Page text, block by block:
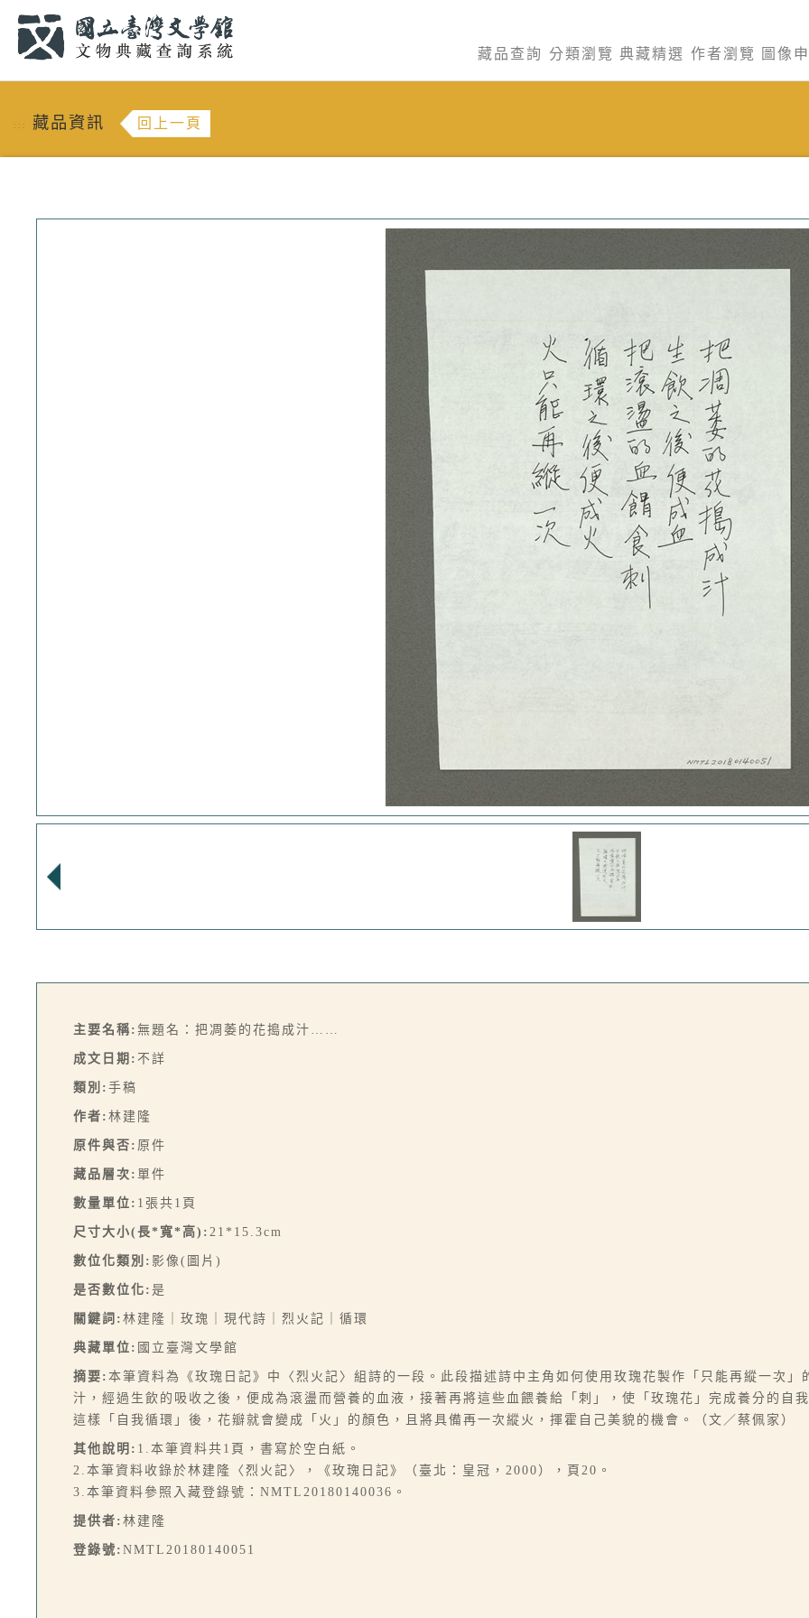
藏品查詢 分類瀏覽 典藏精選 作者瀏覽 圖像
::: 藏品資訊 回上一頁
主要名稱: 無題名：把凋萎的花搗成汁……
成文日期: 不詳
類別: 手稿
作者: 林建隆
原件與否: 原件
藏品層次: 單件
數量單位: 1張共1頁
尺寸大小(長*寬*高): 21*15.3cm
數位化類別: 影像(圖片)
是否數位化: 是
關鍵詞: 林建隆｜玫瑰｜現代詩｜烈火記｜循環
典藏單位: 國立臺灣文學館
摘要: 本筆資料為《玫瑰日記》中〈烈火記〉組詩的一段。此段描述詩中主角如何使用玫瑰花製作「只能再縱一次」
汁，經過生飲的吸收之後，便成為滾盪而營養的血液，接著再將這些血餵養給「刺」，使「玫瑰花」完成養分的自
這樣「自我循環」後，花瓣就會變成「火」的顏色，且將具備再一次縱火，揮霍自己美貌的機會。（文／蔡佩家）
其他說明: 1.本筆資料共1頁，書寫於空白紙。
2.本筆資料收錄於林建隆〈烈火記〉，《玫瑰日記》（臺北：皇冠，2000），頁20。
3.本筆資料參照入藏登錄號：NMTL20180140036。
提供者: 林建隆
登錄號: NMTL20180140051